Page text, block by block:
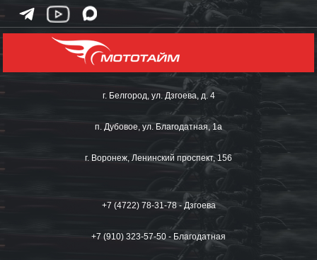
г. Белгород, ул. Дзгоева, д. 4
п. Дубовое, ул. Благодатная, 1а
г. Воронеж, Ленинский проспект, 156
+7 (4722) 78-31-78 - Дзгоева
+7 (910) 323-57-50 - Благодатная